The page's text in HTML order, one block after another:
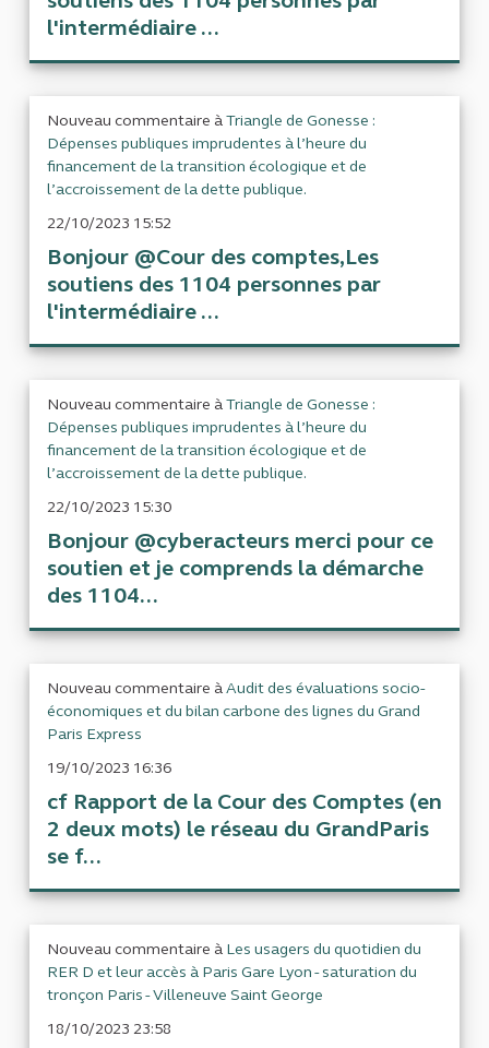
l'intermédiaire ...
Nouveau commentaire àTriangle de Gonesse :
Dépenses publiques imprudentes à l’heure du
financement de la transition écologique et de
l’accroissement de la dette publique.
22/10/2023 15:52
Bonjour @Cour des comptes,Les
soutiens des 1104 personnes par
l'intermédiaire ...
Nouveau commentaire àTriangle de Gonesse :
Dépenses publiques imprudentes à l’heure du
financement de la transition écologique et de
l’accroissement de la dette publique.
22/10/2023 15:30
Bonjour @cyberacteurs merci pour ce
soutien et je comprends la démarche
des 1104...
Nouveau commentaire àAudit des évaluations socio-
économiques et du bilan carbone des lignes du Grand
Paris Express
19/10/2023 16:36
cf Rapport de la Cour des Comptes (en
2 deux mots) le réseau du GrandParis
se f...
Nouveau commentaire à Les usagers du quotidien du
RER D et leur accès à Paris Gare Lyon - saturation du
tronçon Paris - Villeneuve Saint George
18/10/2023 23:58